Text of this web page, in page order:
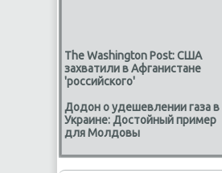
The Washington Post: США
захватили в Афганистане
'российского'
Додон о удешевлении газа в
Украине: Достойный пример
для Молдовы